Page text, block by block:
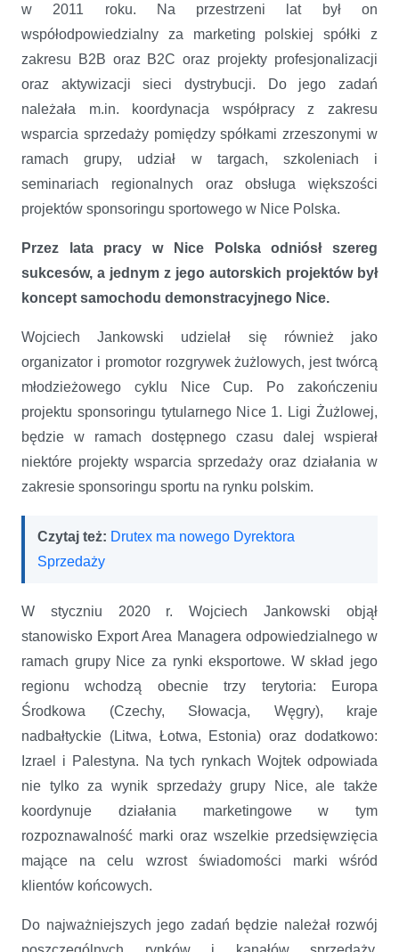
w 2011 roku. Na przestrzeni lat był on
współodpowiedzialny za marketing polskiej spółki z
zakresu B2B oraz B2C oraz projekty profesjonalizacji
oraz aktywizacji sieci dystrybucji. Do jego zadań
należała m.in. koordynacja współpracy z zakresu
wsparcia sprzedaży pomiędzy spółkami zrzeszonymi w
ramach grupy, udział w targach, szkoleniach i
seminariach regionalnych oraz obsługa większości
projektów sponsoringu sportowego w Nice Polska.
Przez lata pracy w Nice Polska odniósł szereg
sukcesów, a jednym z jego autorskich projektów był
koncept samochodu demonstracyjnego Nice.
Wojciech Jankowski udzielał się również jako
organizator i promotor rozgrywek żużlowych, jest twórcą
młodzieżowego cyklu Nice Cup. Po zakończeniu
projektu sponsoringu tytularnego Nice 1. Ligi Żużlowej,
będzie w ramach dostępnego czasu dalej wspierał
niektóre projekty wsparcia sprzedaży oraz działania w
zakresie sponsoringu sportu na rynku polskim.
Czytaj też: Drutex ma nowego Dyrektora
Sprzedaży
W styczniu 2020 r. Wojciech Jankowski objął
stanowisko Export Area Managera odpowiedzialnego w
ramach grupy Nice za rynki eksportowe. W skład jego
regionu wchodzą obecnie trzy terytoria: Europa
Środkowa (Czechy, Słowacja, Węgry), kraje
nadbałtyckie (Litwa, Łotwa, Estonia) oraz dodatkowo:
Izrael i Palestyna. Na tych rynkach Wojtek odpowiada
nie tylko za wynik sprzedaży grupy Nice, ale także
koordynuje działania marketingowe w tym
rozpoznawalność marki oraz wszelkie przedsięwzięcia
mające na celu wzrost świadomości marki wśród
klientów końcowych.
Do najważniejszych jego zadań będzie należał rozwój